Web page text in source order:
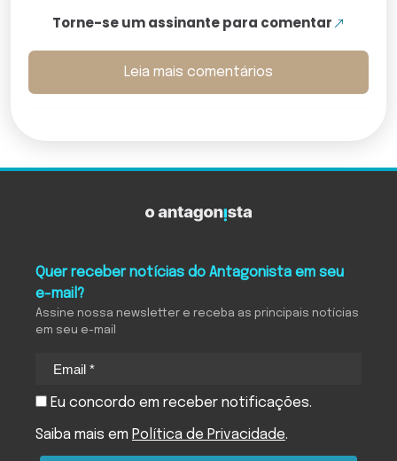
Torne-se um assinante para comentar
Leia mais comentários
Quer receber notícias do Antagonista em seu
e-mail?
Assine nossa newsletter e receba as principais notícias
em seu e-mail
Eu concordo em receber notificações.
Saiba mais em Política de Privacidade.